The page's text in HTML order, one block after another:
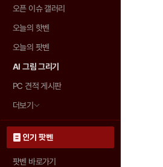
오픈 이슈 갤러리
오늘의 핫벤
오늘의 팟벤
AI 그림 그리기
PC 견적 게시판
더보기
인기 팟벤
팟벤 바로가기